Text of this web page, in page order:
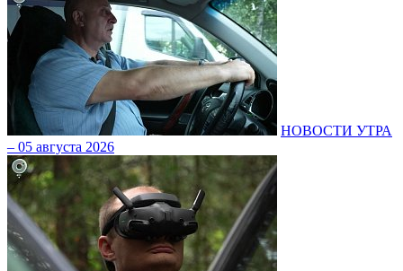
НОВОСТИ УТРА
– 05 августа 2026